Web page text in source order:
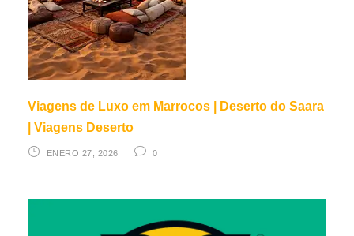
Viagens de Luxo em Marrocos | Deserto do Saara
| Viagens Deserto
ENERO 27, 2026 0